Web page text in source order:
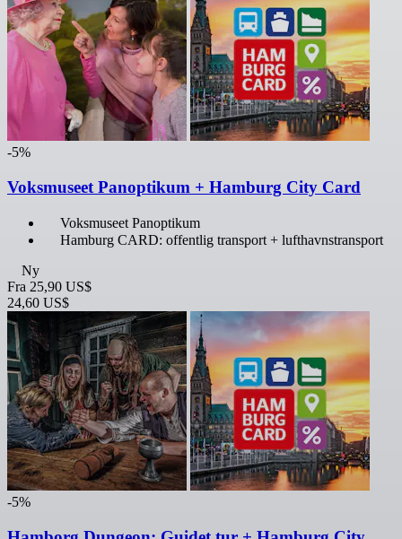
-5%
Voksmuseet Panoptikum + Hamburg City Card
Voksmuseet Panoptikum
Hamburg CARD: offentlig transport + lufthavnstransport
Ny
Fra 25,90 US$
24,60 US$
-5%